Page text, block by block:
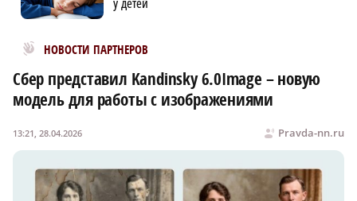
НОВОСТИ ПАРТНЕРОВ
Новости МирТесен
Сбер представил Kandinsky 6.0Image – новую
модель для работы c изображениями
Pravda-nn.ru
13:21, 28.04.2026